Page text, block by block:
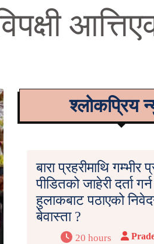
श्लोकप्रिय
बारा प्रहरीमाथि गम्भीर
पीडितको जाहेरी दर्ता
हुलाकबाट पठाएको
बेवास्ता ?
20 hours